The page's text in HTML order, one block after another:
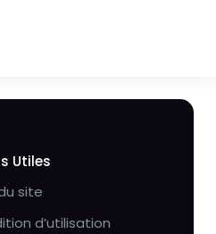
Utiles
site
d’utilisation